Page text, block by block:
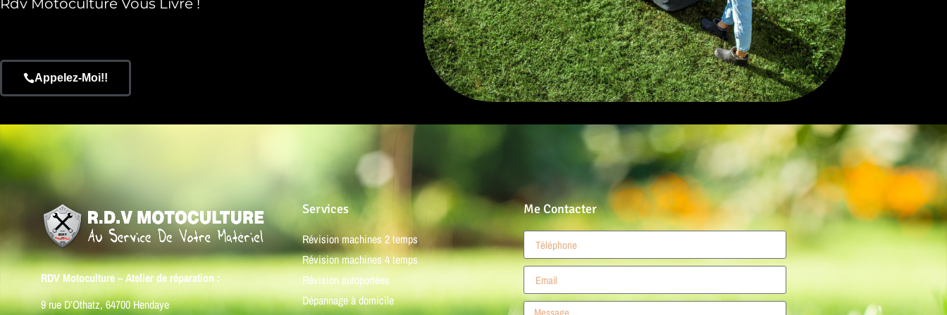
Rdv Motoculture Vous Livre !
Appelez-Moi!!
RDV Motoculture – Atelier de réparation :
9 rue D’Othatz, 64700 Hendaye
Services
Révision machines 2 temps
Révision machines 4 temps
Révision autoportées
Dépannage à domicile
Me Contacter